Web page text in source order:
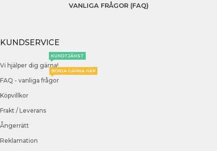
VANLIGA FRÅGOR (FAQ)
KUNDSERVICE
Vi hjälper dig gärna!
KUNDTJÄNST
FAQ - vanliga frågor
BÖRJA GÄRNA HÄR
Köpvillkor
Frakt / Leverans
Ångerrätt
Reklamation